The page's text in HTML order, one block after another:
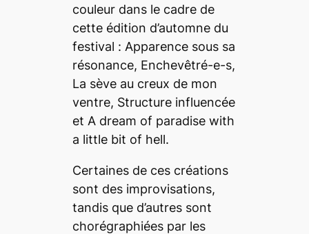
couleur dans le cadre de
cette édition d’automne du
festival : Apparence sous sa
résonance, Enchevêtré-e-s,
La sève au creux de mon
ventre, Structure influencée
et A dream of paradise with
a little bit of hell.
Certaines de ces créations
sont des improvisations,
tandis que d’autres sont
chorégraphiées par les